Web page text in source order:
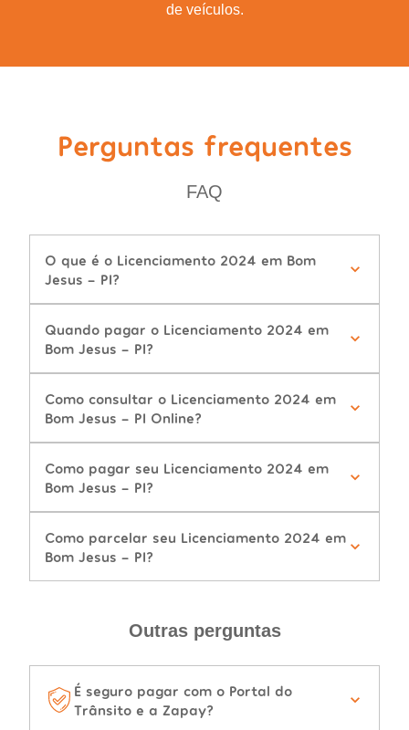
de veículos.
Perguntas frequentes
FAQ
O que é o Licenciamento 2024 em Bom
Jesus - PI?
Quando pagar o Licenciamento 2024 em
Bom Jesus - PI?
Como consultar o Licenciamento 2024 em
Bom Jesus - PI Online?
Como pagar seu Licenciamento 2024 em
Bom Jesus - PI?
Como parcelar seu Licenciamento 2024 em
Bom Jesus - PI?
Outras perguntas
É seguro pagar com o Portal do
Trânsito e a Zapay?